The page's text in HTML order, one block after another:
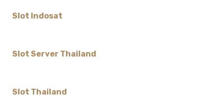
Slot Indosat
Slot Server Thailand
Slot Thailand